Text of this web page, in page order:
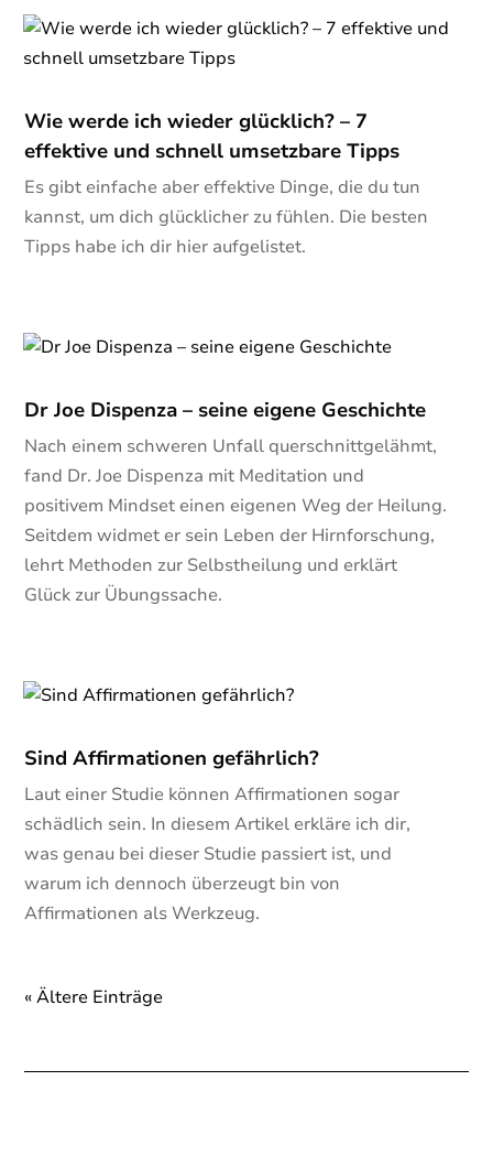
Wie werde ich wieder glücklich? – 7
effektive und schnell umsetzbare Tipps
Es gibt einfache aber effektive Dinge, die du tun
kannst, um dich glücklicher zu fühlen. Die besten
Tipps habe ich dir hier aufgelistet.
Dr Joe Dispenza – seine eigene Geschichte
Nach einem schweren Unfall querschnittgelähmt,
fand Dr. Joe Dispenza mit Meditation und
positivem Mindset einen eigenen Weg der Heilung.
Seitdem widmet er sein Leben der Hirnforschung,
lehrt Methoden zur Selbstheilung und erklärt
Glück zur Übungssache.
Sind Affirmationen gefährlich?
Laut einer Studie können Affirmationen sogar
schädlich sein. In diesem Artikel erkläre ich dir,
was genau bei dieser Studie passiert ist, und
warum ich dennoch überzeugt bin von
Affirmationen als Werkzeug.
« Ältere Einträge